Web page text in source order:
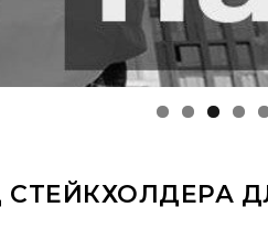
СТЕЙКХОЛДЕРА